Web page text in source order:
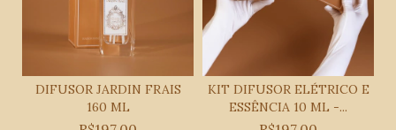
DIFUSOR JARDIN FRAIS
160 ML
KIT DIFUSOR ELÉTRICO E
ESSÊNCIA 10 ML -...